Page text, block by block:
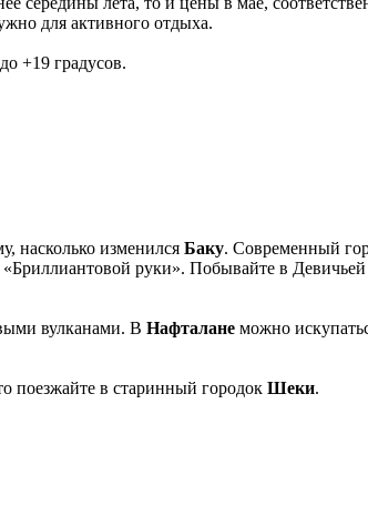
для активного отдыха.
+19 градусов.
насколько изменился Баку. Современный
руки». Побывайте в
вулканами. В Нафталане можно
поезжайте в старинный городок Шеки.